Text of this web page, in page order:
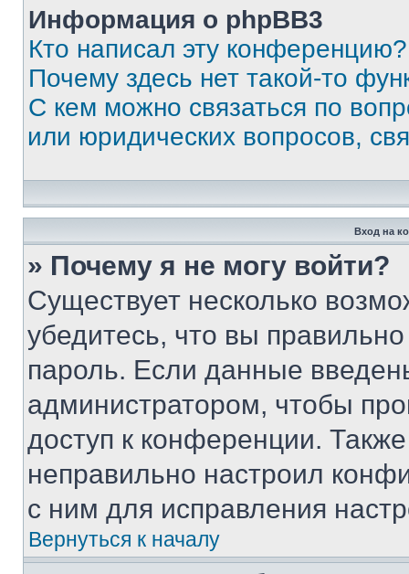
Информация о phpBB3
Кто написал эту конференцию?
Почему здесь нет такой-то
С кем можно связаться по
или юридических вопросов,
Вход на
» Почему я не могу войти?
Существует несколько
убедитесь, что вы
пароль. Если данные
администратором, чтобы
доступ к конференции.
неправильно настроил
с ним для исправления
Вернуться к началу